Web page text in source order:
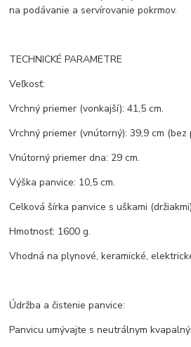
na podávanie a servírovanie pokrmov.
TECHNICKÉ PARAMETRE
Veľkosť:
Vrchný priemer (vonkajší): 41,5 cm.
Vrchný priemer (vnútorný): 39,9 cm (bez
Vnútorný priemer dna: 29 cm.
Výška panvice: 10,5 cm.
Celková šírka panvice s uškami
Hmotnosť: 1600 g.
Vhodná na plynové, keramické,
Údržba a čistenie panvice:
Panvicu umývajte s neutrálnym